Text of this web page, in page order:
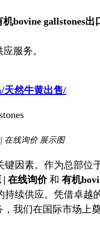
机bovine gallstones出
应服务。
天然牛黄出售/
在线询价 展示图
因素。作为总部位
| 在线询价和 有机
续供应。凭借卓越
，我们在国际市场上